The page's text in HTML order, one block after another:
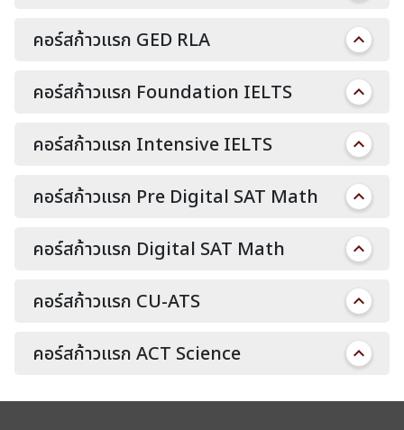
คอร์สก้าวแรก GED RLA
คอร์สก้าวแรก Foundation IELTS
คอร์สก้าวแรก Intensive IELTS
คอร์สก้าวแรก Pre Digital SAT Math
คอร์สก้าวแรก Digital SAT Math
คอร์สก้าวแรก CU-ATS
คอร์สก้าวแรก ACT Science